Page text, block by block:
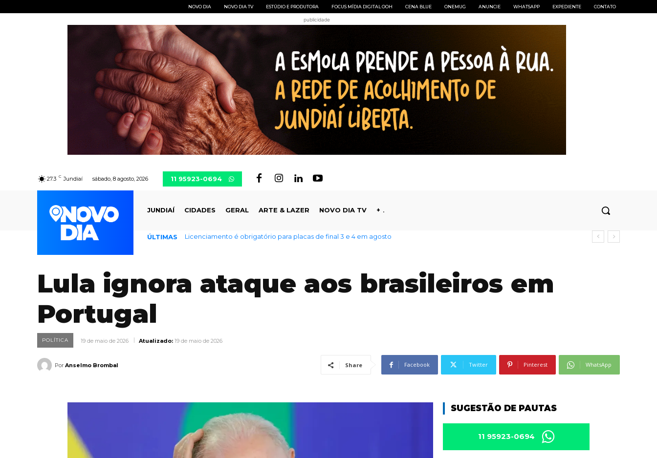
NOVO DIA NOVO DIA TV ESTÚDIO E PRODUTORA FOCUS MÍDIA DIGITAL OOH CENA BLUE ONEMUG ANUNCIE WHATSAPP EXPEDIENTE CONTATO
publicidade
27.3 C Jundiaí sábado, 8 agosto, 2026 11 95923-0694
JUNDIAÍ CIDADES GERAL ARTE & LAZER NOVO DIA TV +
ÚLTIMAS Endividamento das famílias sobe para 82%, mas inadimplência cai
Licenciamento é obrigatório para placas de final 3 e 4 em agosto
Lula ignora ataque aos brasileiros em
Portugal
POLÍTICA 19 de maio de 2026 Atualizado: 19 de maio de 2026
Por Anselmo Brombal Share Facebook Twitter Pinterest WhatsApp
SUGESTÃO DE PAUTAS
11 95923-0694